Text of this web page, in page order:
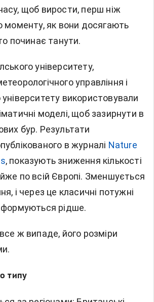
щоб вирости, перш ніж
моменту, як вони досягають
починає танути.
університету,
управління і
університету використовували
моделі, щоб зазирнути в
бур. Результати
в журналі Nature
, показують зниження кількості
по всій Європі. Зменшується
і через це класичні потужні
формуються рідше.
ж випаде, його розміри
типу